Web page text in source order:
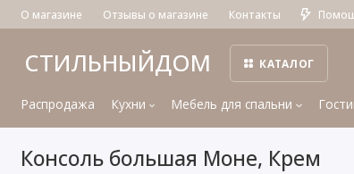
О магазине Отзывы о магазине Контакты
СТИЛЬНЫЙДОМ КАТАЛОГ
Распродажа Кухни Мебель для спальни
Консоль большая Моне, Крем